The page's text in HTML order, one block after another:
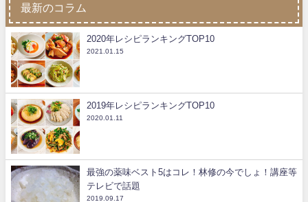
最新のコラム
2020年レシピランキングTOP10
2021.01.15
2019年レシピランキングTOP10
2020.01.11
最強の薬味ベスト5はコレ！林修の今でしょ！講座等
テレビで話題
2019.09.17